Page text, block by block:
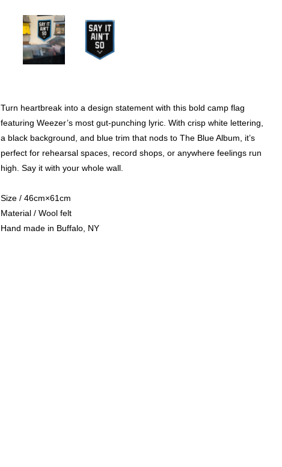
Turn heartbreak into a design statement with this bold camp flag
featuring Weezer’s most gut-punching lyric. With crisp white lettering,
a black background, and blue trim that nods to The Blue Album, it’s
perfect for rehearsal spaces, record shops, or anywhere feelings run
high. Say it with your whole wall.
Size / 46cm×61cm
Material / Wool felt
Hand made in Buffalo, NY